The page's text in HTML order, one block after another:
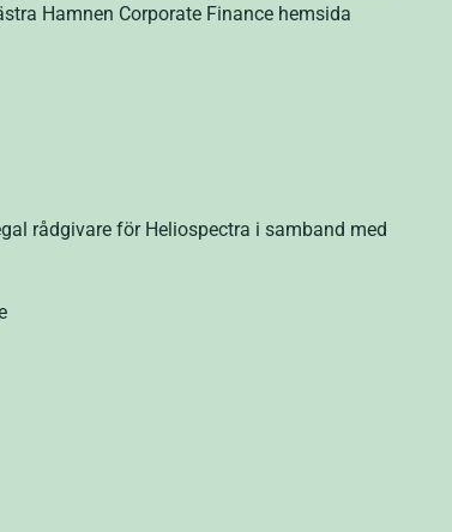
Hamnen Corporate Finance hemsida
rådgivare för Heliospectra i samband med